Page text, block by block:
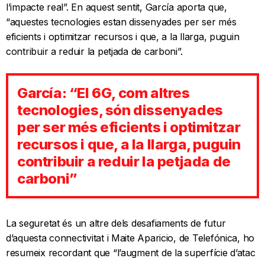
l’impacte real”. En aquest sentit, García aporta que,
“aquestes tecnologies estan dissenyades per ser més
eficients i optimitzar recursos i que, a la llarga, puguin
contribuir a reduir la petjada de carboni”.
García: “El 6G, com altres
tecnologies, són dissenyades
per ser més eficients i optimitzar
recursos i que, a la llarga, puguin
contribuir a reduir la petjada de
carboni”
La seguretat és un altre dels desafiaments de futur
d’aquesta connectivitat i Maite Aparicio, de Telefónica, ho
resumeix recordant que “l’augment de la superfície d’atac